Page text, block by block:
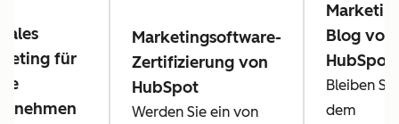
für
Marketingsoftware-
Zertifizierung von
HubSpot
Werden Sie ein von
Blog von
HubSpot
Bleiben
dem